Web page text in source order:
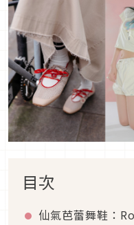
目次
仙氣芭蕾舞鞋：